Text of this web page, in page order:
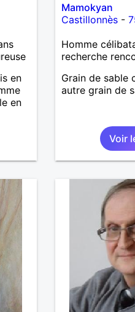
en
en
par
une
Mamokyan
Castillonnès-
Homme
recherche
Grain de sable
autre grain de
Voir